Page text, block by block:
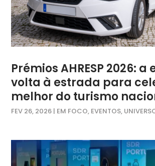
Prémios AHRESP 2026:
volta à estrada para
melhor do turismo
FEV 26, 2026 | EM FOCO, EVENTOS,